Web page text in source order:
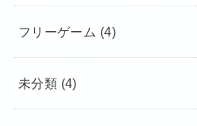
フリーゲーム (4)
未分類 (4)